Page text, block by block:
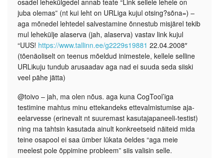
juba olemas” (nt kui leht on URLiga kujul otsing?sõna=) –
aga mõnedel lehtedel salvestamine õnnestub misjärel tekib
mul lehekülje alaserva (jah, alaserva) vastav link kujul
“UUS! https://www.tallinn.ee/g2229s19881 22.04.2008″
(tõenäoliselt on teenus mõeldud inimestele, kellele selline
URLikuju tundub arusaadav aga nad ei suuda seda siiski
veel pähe jätta)
@toivo – jah, ma olen nõus. aga kuna CogTool’iga
testimine mahtus minu ettekandeks ettevalmistumise aja-
eelarvesse (erinevalt nt suuremast kasutajapaneeli-testist)
ning ma tahtsin kasutada ainult konkreetseid näiteid mida
teine osapool ei saa ümber lükata öeldes “aga meie
meelest pole õppimine probleem” siis valisin selle.